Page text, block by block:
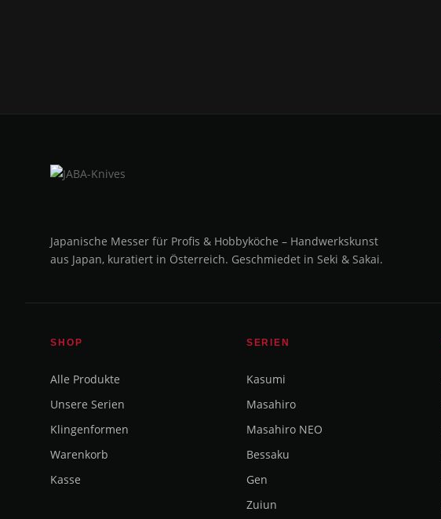
Japanische Messer für Profis & Hobbyköche – Handwerkskunst
aus Japan, kuratiert in Österreich. Geschmiedet in Seki & Sakai.
SHOP
Alle Produkte
Unsere Serien
Klingenformen
Warenkorb
Kasse
SERIEN
Kasumi
Masahiro
Masahiro NEO
Bessaku
Gen
Zuiun